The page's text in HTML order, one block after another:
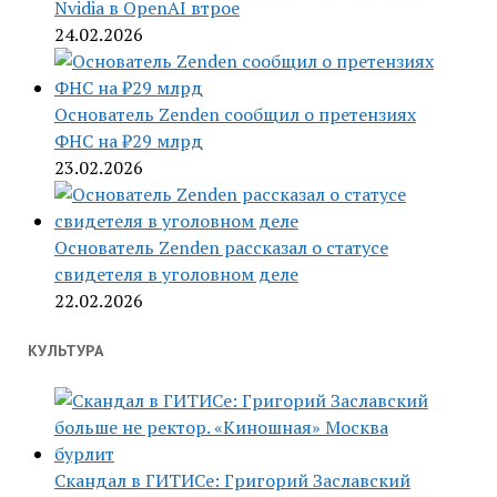
Nvidia в OpenAI втрое
24.02.2026
Основатель Zenden сообщил о претензиях
ФНС на ₽29 млрд
23.02.2026
Основатель Zenden рассказал о статусе
свидетеля в уголовном деле
22.02.2026
КУЛЬТУРА
Скандал в ГИТИСе: Григорий Заславский